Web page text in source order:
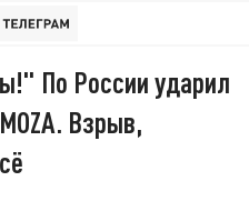
По России ударил
Взрыв,